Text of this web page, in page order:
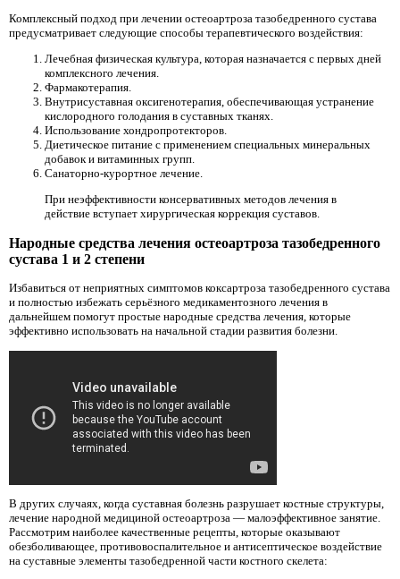
Комплексный подход при лечении остеоартроза тазобедренного сустава
предусматривает следующие способы терапевтического воздействия:
Лечебная физическая культура, которая назначается с первых дней
комплексного лечения.
Фармакотерапия.
Внутрисуставная оксигенотерапия, обеспечивающая устранение
кислородного голодания в суставных тканях.
Использование хондропротекторов.
Диетическое питание с применением специальных минеральных
добавок и витаминных групп.
Санаторно-курортное лечение.
При неэффективности консервативных методов лечения в
действие вступает хирургическая коррекция суставов.
Народные средства лечения остеоартроза тазобедренного
сустава 1 и 2 степени
Избавиться от неприятных симптомов коксартроза тазобедренного сустава
и полностью избежать серьёзного медикаментозного лечения в
дальнейшем помогут простые народные средства лечения, которые
эффективно использовать на начальной стадии развития болезни.
В других случаях, когда суставная болезнь разрушает костные структуры,
лечение народной медициной остеоартроза — малоэффективное занятие.
Рассмотрим наиболее качественные рецепты, которые оказывают
обезболивающее, противовоспалительное и антисептическое воздействие
на суставные элементы тазобедренной части костного скелета: